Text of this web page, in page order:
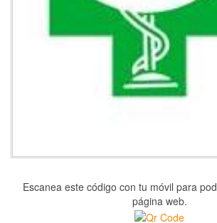
Escanea este código con tu móvil para
página web.